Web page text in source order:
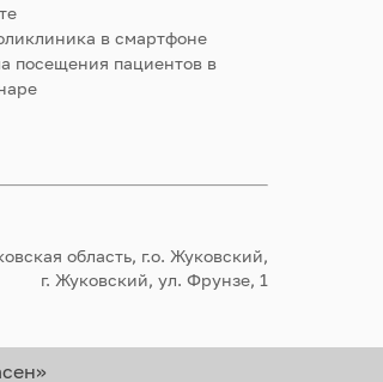
в смартфоне
посещения пациентов в
область, г.о. Жуковский,
г. Жуковский, ул. Фрунзе, 1